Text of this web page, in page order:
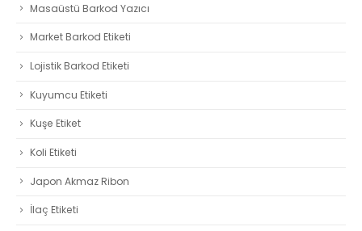
Masaüstü Barkod Yazıcı
Market Barkod Etiketi
Lojistik Barkod Etiketi
Kuyumcu Etiketi
Kuşe Etiket
Koli Etiketi
Japon Akmaz Ribon
İlaç Etiketi